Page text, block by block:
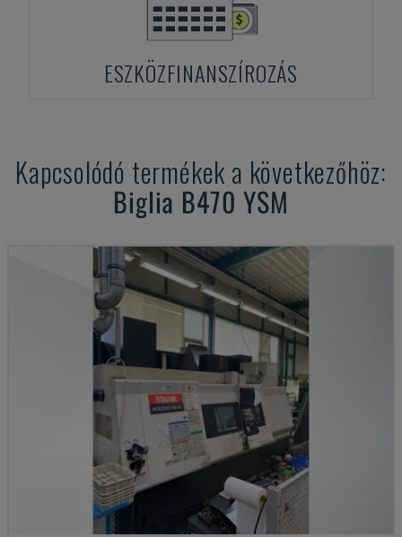
ESZKÖZFINANSZÍROZÁS
Kapcsolódó termékek a következőhöz:
Biglia B470 YSM